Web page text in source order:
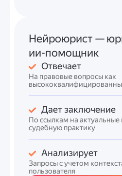
Нейроюрист —
ии-помощник
Отвечает
На правовые вопросы как
Дает заключение
По ссылкам на
судебную практику
Анализирует
Запросы с учетом
пользователя